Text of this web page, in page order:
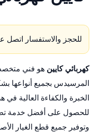
للحجز والاستفسار اتصل
كهربائي كايين هو فني
المرسيدس بجميع أنواعها
الخبرة والكفاءة العالية في
للحصول على أفضل خدمة
وتوفير جميع قطع الغيار